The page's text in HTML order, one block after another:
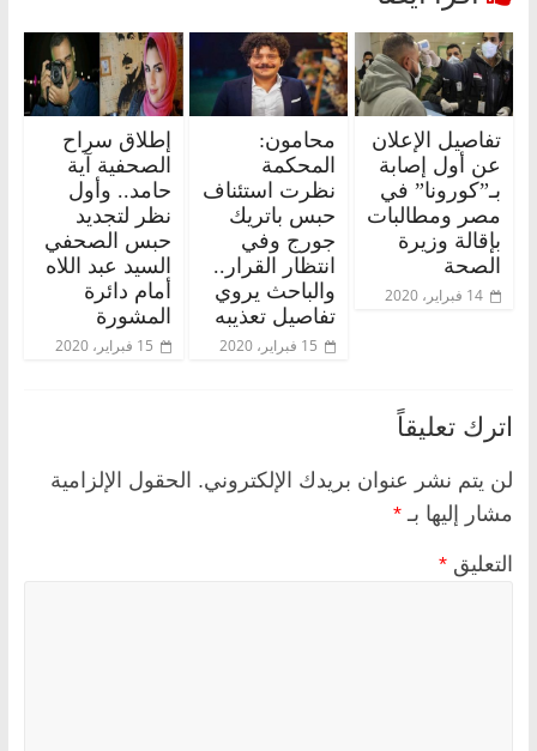
تفاصيل الإعلان
عن أول إصابة
بـ”كورونا” في
مصر ومطالبات
بإقالة وزيرة
الصحة
14 فبراير، 2020
محامون:
المحكمة
نظرت استئناف
حبس باتريك
جورج وفي
انتظار القرار..
والباحث يروي
تفاصيل تعذيبه
15 فبراير، 2020
إطلاق سراح
الصحفية آية
حامد.. وأول
نظر لتجديد
حبس الصحفي
السيد عبد اللاه
أمام دائرة
المشورة
15 فبراير، 2020
اترك تعليقاً
لن يتم نشر عنوان بريدك الإلكتروني. الحقول الإلزامية
مشار إليها بـ *
التعليق *